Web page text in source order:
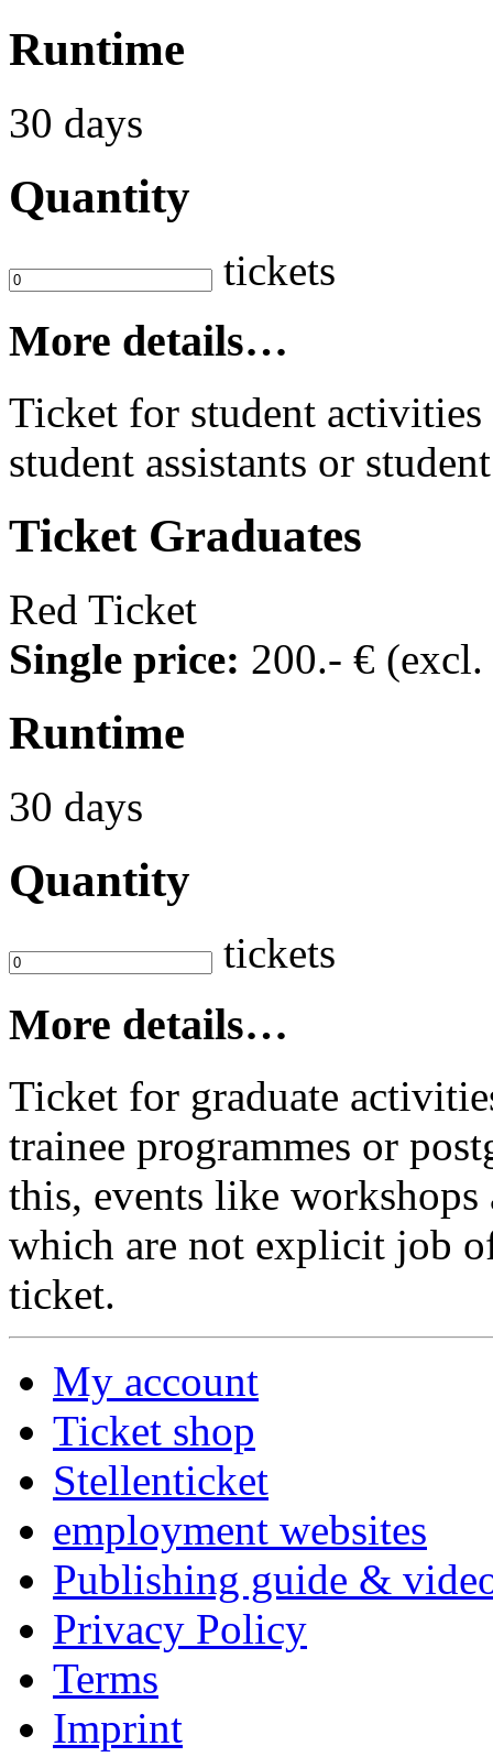
Runtime
30 days
Quantity
tickets
More details…
Ticket for student
student assistants or
Ticket Graduates
Red Ticket
Single price: 200.- €
Runtime
30 days
Quantity
tickets
More details…
Ticket for graduate
trainee programmes or
this, events like workshops
which are not explicit job
ticket.
My account
Ticket shop
Stellenticket
employment websites
Publishing guide &
Privacy Policy
Terms
Imprint